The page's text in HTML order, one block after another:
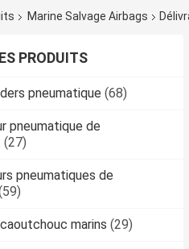
Marine Salvage Airbags
PRODUITS
pneumatique (68)
pneumatique de
(27)
pneumatiques de
marins (29)